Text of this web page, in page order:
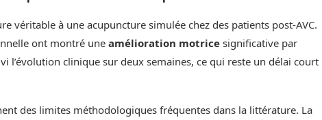
véritable à une acupuncture simulée chez des patients post-AVC.
ont montré une amélioration motrice significative par
l’évolution clinique sur deux semaines, ce qui reste un délai court
des limites méthodologiques fréquentes dans la littérature. La